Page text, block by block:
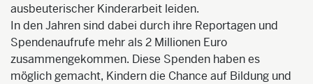
ausbeuterischer Kinderarbeit leiden.
In den Jahren sind dabei durch ihre Reportagen und
Spendenaufrufe mehr als 2 Millionen Euro
zusammengekommen. Diese Spenden haben es
möglich gemacht, Kindern die Chance auf Bildung und